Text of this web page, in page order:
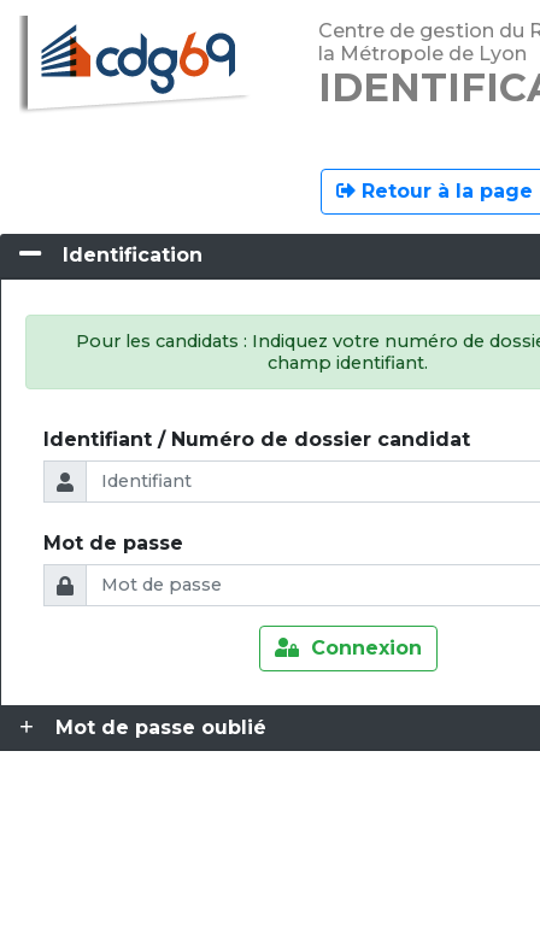
Centre de gestion du
la Métropole de Lyon
Retour à la
Identification
Pour les candidats : Indiquez votre numéro de
champ identifiant.
Identifiant / Numéro de dossier candidat
Mot de passe
Connexion
Mot de passe oublié